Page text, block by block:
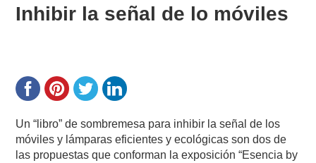
Inhibir la señal de lo móviles
Un “libro” de sombremesa para inhibir la señal de los
móviles y lámparas eficientes y ecológicas son dos de
las propuestas que conforman la exposición “Esencia by